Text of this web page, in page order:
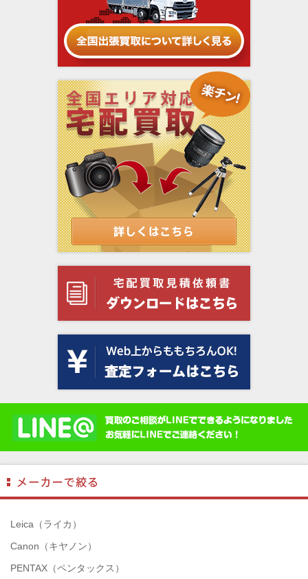
Leica（ライカ）
Canon（キヤノン）
PENTAX（ペンタックス）